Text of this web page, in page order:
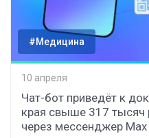
#Медицина
10 апреля
Чат-бот приведёт к
края свыше 317 тысяч
через мессенджер Мax